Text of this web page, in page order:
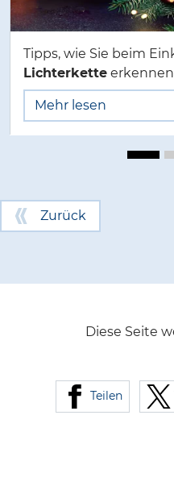
Tipps, wie Sie beim
Lichterkette
Mehr lesen
Zurück
Diese Seite
Teilen